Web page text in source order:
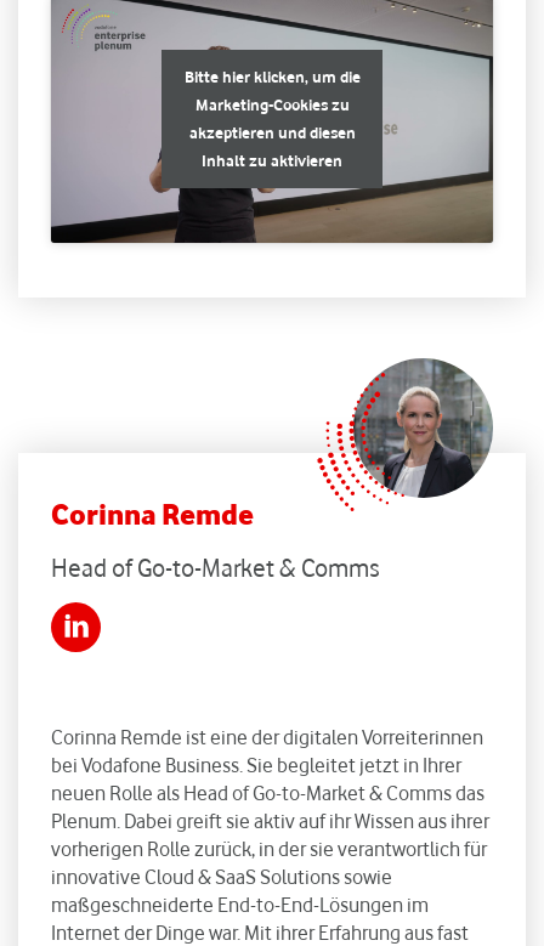
Bitte hier klicken, um die
Marketing-Cookies zu
akzeptieren und diesen
Inhalt zu aktivieren
Corinna Remde
Head of Go-to-Market & Comms
Corinna Remde ist eine der digitalen Vorreiterinnen
bei Vodafone Business. Sie begleitet jetzt in Ihrer
neuen Rolle als Head of Go-to-Market & Comms das
Plenum. Dabei greift sie aktiv auf ihr Wissen aus ihrer
vorherigen Rolle zurück, in der sie verantwortlich für
innovative Cloud & SaaS Solutions sowie
maßgeschneiderte End-to-End-Lösungen im
Internet der Dinge war. Mit ihrer Erfahrung aus fast